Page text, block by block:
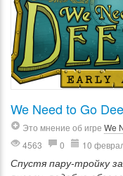
We Need to Go
Это мнение об игре We
4563
0 10
Спустя пару-тройку